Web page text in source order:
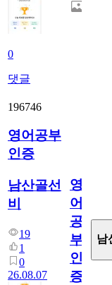
0
댓글
196746
영어공부
인증
남산골선
비
19
1
0
26.08.07
영
어
공
부
인
증
남